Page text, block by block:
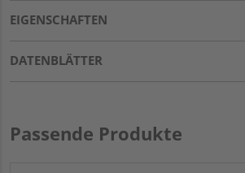
EIGENSCHAFTEN
DATENBLÄTTER
Passende Produkte